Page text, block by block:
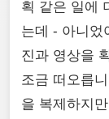
획 같은 일에
는데 - 아니었
진과 영상을
조금 떠오릅
을 복제하지